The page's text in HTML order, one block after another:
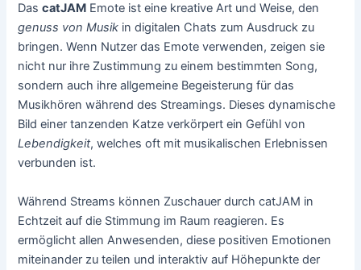
DascatJAM Emote ist eine kreative Art und Weise, den
genuss von Musik in digitalen Chats zum Ausdruck zu
bringen. Wenn Nutzer das Emote verwenden, zeigen sie
nicht nur ihre Zustimmung zu einem bestimmten Song,
sondern auch ihre allgemeine Begeisterung für das
Musikhören während des Streamings. Dieses dynamische
Bild einer tanzenden Katze verkörpert ein Gefühl von
Lebendigkeit, welches oft mit musikalischen Erlebnissen
verbunden ist.
Während Streams können Zuschauer durch catJAM in
Echtzeit auf die Stimmung im Raum reagieren. Es
ermöglicht allen Anwesenden, diese positiven Emotionen
miteinander zu teilen und interaktiv auf Höhepunkte der